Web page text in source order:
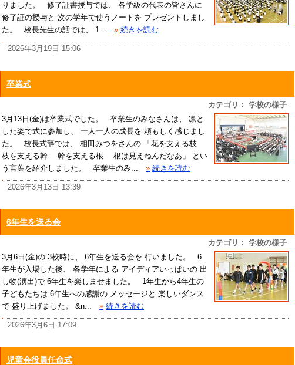
りました。 修了証書授与では、 各学級の代表の皆さんに
修了証の授与と 次の学年で使うノートを プレゼントしまし
た。 校長先生の話では、 1...
» 続きを読む
2026年3月19日 15:06
卒業式
カテゴリ： 学校の様子
3月13日(金)は卒業式でした。 卒業生のみなさんは、 凛と
した姿で式に参加し、 一人一人の成長を 頼もしく感じまし
た。 校長式辞では、 相田みつをさんの 「花を支える枝
枝を支える幹 幹を支える根 根は見えねんだなあ」 とい
う言葉を紹介しました。 卒業生のみ...
» 続きを読む
2026年3月13日 13:39
6年生を送る会
カテゴリ： 学校の様子
3月6日(金)の 3校時に、 6年生を送る会を 行いました。 6
年生が入場した後、 各学年による アイディアいっぱいの 出
し物(演出)で 6年生を楽しませました。 1年生から4年生の
子どもたちは 6年生への感謝の メッセージと 楽しいダンス
で 盛り上げました。 &n...
» 続きを読む
2026年3月6日 17:09
児童会役員任命式